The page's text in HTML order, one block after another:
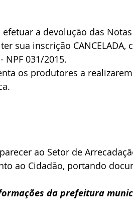
a devolução das
sua inscrição
NPF 031/2015.
os produtores a
ao Setor de
ao Cidadão, portando
da prefeitura